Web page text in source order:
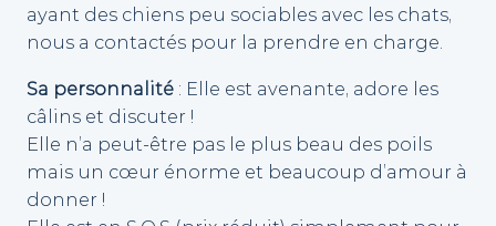
ayant des chiens peu sociables avec les chats,
nous a contactés pour la prendre en charge.
Sa personnalité : Elle est avenante, adore les
câlins et discuter !
Elle n’a peut-être pas le plus beau des poils
mais un cœur énorme et beaucoup d’amour à
donner !